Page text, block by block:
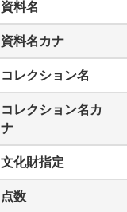
資料名
資料名カナ
コレクション名
コレクション名カ
ナ
文化財指定
点数